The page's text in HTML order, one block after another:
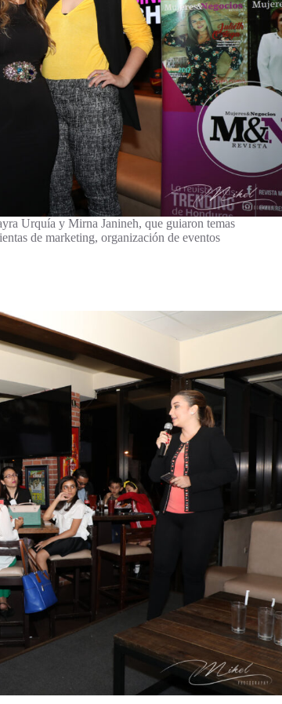
Urquía y Mirna Janineh, que guiaron temas
de marketing, organización de eventos